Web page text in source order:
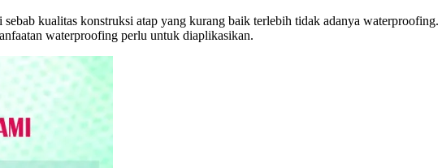
kualitas konstruksi atap yang kurang baik terlebih tidak adanya
waterproofing perlu untuk diaplikasikan.